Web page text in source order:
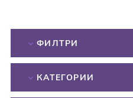
ФИЛТРИ
КАТЕГОРИИ